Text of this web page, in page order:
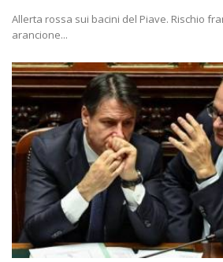
Allerta rossa sui bacini del Piave. Rischio
arancione...